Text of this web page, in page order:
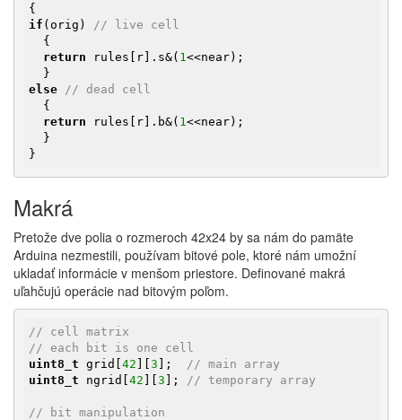
if (orig)
// live cell
return rules[r].s&( 1 <<near);
else
// dead cell
return rules[r].b&( 1 <<near);
}
Makrá
Pretože dve polia o rozmeroch 42x24 by sa nám do pamäte
Arduina nezmestili, používam bitové pole, ktoré nám umožní
ukladať informácie v menšom priestore. Definované makrá
uľahčujú operácie nad bitovým poľom.
// cell matrix
// each bit is one cell
uint8_t grid[ 42 3 ];
// main array
uint8_t ngrid[ 42 3 ]; // temporary array
// bit manipulation